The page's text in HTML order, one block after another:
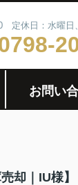
定休日：水曜日
お問い
却｜IU様】